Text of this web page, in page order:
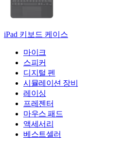
iPad 키보드 케이스
마이크
스피커
디지털 펜
시뮬레이션 장비
레이싱
프레젠터
마우스 패드
액세서리
베스트셀러